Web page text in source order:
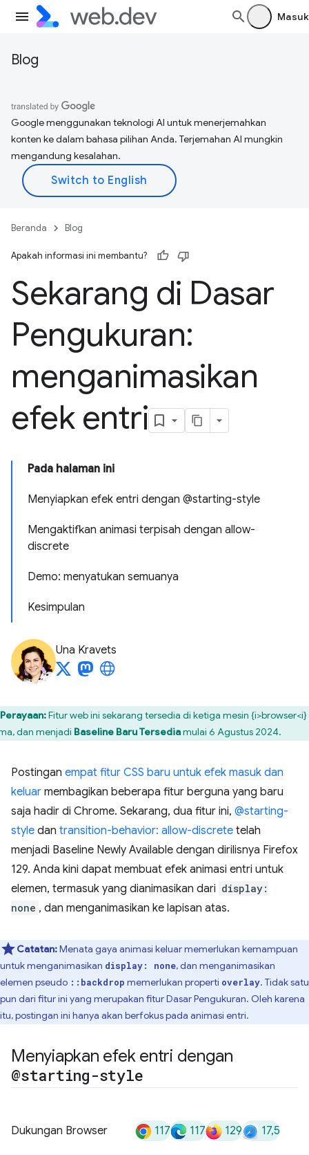
Masuk
Blog
Google menggunakan teknologi AI untuk menerjemahkan
konten ke dalam bahasa pilihan Anda. Terjemahan AI mungkin
mengandung kesalahan.
Beranda Blog
Apakah informasi ini membantu?
Sekarang di Dasar
Pengukuran:
menganimasikan
efek entri
Pada halaman ini
Menyiapkan efek entri dengan @starting-style
Mengaktifkan animasi terpisah dengan allow-
discrete
Demo: menyatukan semuanya
Kesimpulan
Una Kravets
Perayaan:Fitur web ini sekarang tersedia di ketiga mesin {i>browser<i}
dan menjadi Baseline Baru Tersediamulai 6 Agustus 2024.
Postingan empat fitur CSS baru untuk efek masuk dan
keluar membagikan beberapa fitur berguna yang baru
saja hadir di Chrome. Sekarang, dua fitur ini, @starting-
style dan transition-behavior: allow-discrete telah
menjadi Baseline Newly Available dengan dirilisnya Firefox
129. Anda kini dapat membuat efek animasi entri untuk
elemen, termasuk yang dianimasikan dari display:
none , dan menganimasikan ke lapisan atas.
Catatan:Menata gaya animasi keluar memerlukan kemampuan
untuk menganimasikan display: none, dan menganimasikan
elemen pseudo ::backdrop memerlukan properti overlay. Tidak satu
pun dari fitur ini yang merupakan fitur Dasar Pengukuran. Oleh karena
itu, postingan ini hanya akan berfokus pada animasi entri.
Menyiapkan efek entri dengan
@starting-style
Dukungan Browser 117 117 129 17,5